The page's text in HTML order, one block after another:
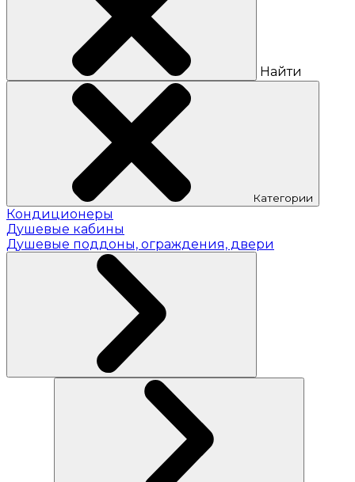
Найти
Категории
Кондиционеры
Душевые кабины
Душевые поддоны, ограждения, двери